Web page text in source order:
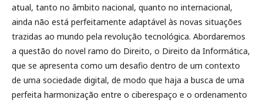
atual, tanto no âmbito nacional, quanto no internacional,
ainda não está perfeitamente adaptável às novas situações
trazidas ao mundo pela revolução tecnológica. Abordaremos
a questão do novel ramo do Direito, o Direito da Informática,
que se apresenta como um desafio dentro de um contexto
de uma sociedade digital, de modo que haja a busca de uma
perfeita harmonização entre o ciberespaço e o ordenamento